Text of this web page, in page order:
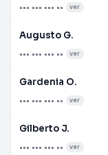
••• ••• ••• •• ver
Augusto G.
••• ••• ••• •• ver
Gardenia O.
••• ••• ••• •• ver
Gilberto J.
••• ••• ••• •• ver